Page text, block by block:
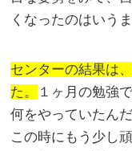
くなったのはいう
センターの結果は
た。
１ヶ月の勉強
何をやっていたん
この時にもう少し